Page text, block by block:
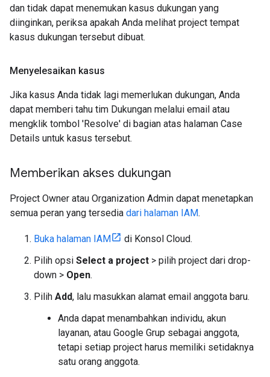
dan tidak dapat menemukan kasus dukungan yang
diinginkan, periksa apakah Anda melihat project tempat
kasus dukungan tersebut dibuat.
Menyelesaikan kasus
Jika kasus Anda tidak lagi memerlukan dukungan, Anda
dapat memberi tahu tim Dukungan melalui email atau
mengklik tombol 'Resolve' di bagian atas halaman Case
Details untuk kasus tersebut.
Memberikan akses dukungan
Project Owner atau Organization Admin dapat menetapkan
semua peran yang tersedia dari halaman IAM.
Buka halaman IAM
di Konsol Cloud.
Pilih opsi Select a project > pilih project dari drop-
down > Open.
Pilih Add, lalu masukkan alamat email anggota baru.
Anda dapat menambahkan individu, akun
layanan, atau Google Grup sebagai anggota,
tetapi setiap project harus memiliki setidaknya
satu orang anggota.